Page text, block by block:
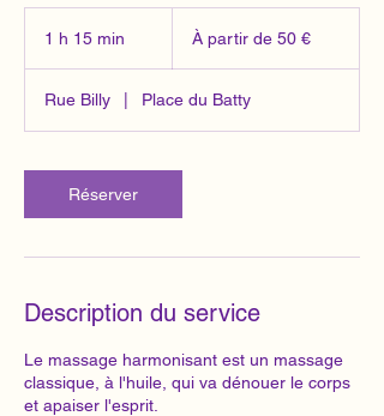
1 h 15 min
m
i
partir
euros
À partir de 50 €
Rue Billy Place du Batty
Réserver
Description du service
Le massage harmonisant est un massage
classique, à l'huile, qui va dénouer le corps
et apaiser l'esprit.